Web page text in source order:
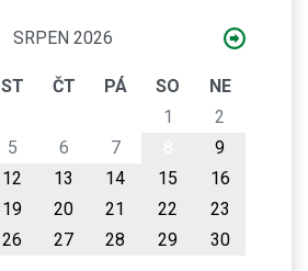
SRPEN 2026
ST ČT PÁ SO
NE
1
2
5 6 7
9
12 13 14 15
16
19 20 21 22
23
26 27 28 29
30